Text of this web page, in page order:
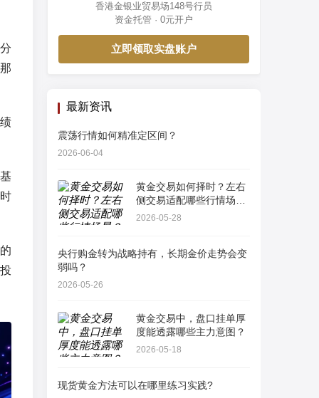
香港金银业贸易场148号行员
资金托管 · 0元开户
立即领取实盘账户
最新资讯
震荡行情如何精准定区间？
2026-06-04
黄金交易如何择时？左右
侧交易适配哪些行情场
景？
2026-05-28
央行购金转为战略持有，长期金价走势会变
弱吗？
2026-05-26
黄金交易中，盘口挂单厚
度能透露哪些主力意图？
2026-05-18
现货黄金方法可以在哪里练习实践?